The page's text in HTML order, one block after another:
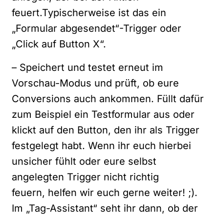
feuert.Typischerweise ist das ein
„Formular abgesendet“-Trigger oder
„Click auf Button X“.
– Speichert und testet erneut im
Vorschau-Modus und prüft, ob eure
Conversions auch ankommen. Füllt dafür
zum Beispiel ein Testformular aus oder
klickt auf den Button, den ihr als Trigger
festgelegt habt. Wenn ihr euch hierbei
unsicher fühlt oder eure selbst
angelegten Trigger nicht richtig
feuern, helfen wir euch gerne weiter! ;).
Im „Tag-Assistant“ seht ihr dann, ob der